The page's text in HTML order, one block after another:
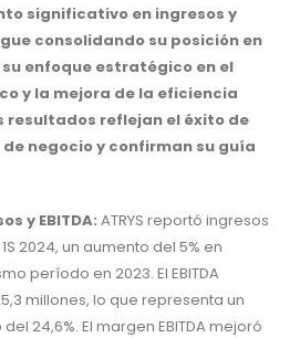
significativo en ingresos y
consolidando su posición en
enfoque estratégico en el
y la mejora de la eficiencia
resultados reflejan el éxito de
negocio y confirman su guía
y EBITDA: ATRYS reportó ingresos
2024, un aumento del 5% en
período en 2023. El EBITDA
millones, lo que representa un
24,6%. El margen EBITDA mejoró